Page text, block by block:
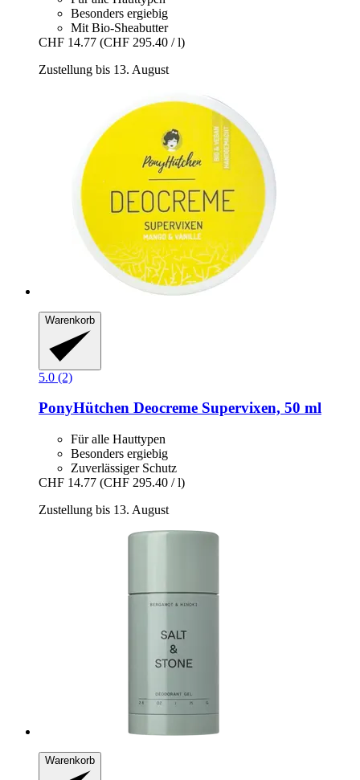
Besonders ergiebig
Mit Bio-Sheabutter
CHF 14.77 (CHF 295.40 / l)
Zustellung bis 13. August
Warenkorb
5.0 (2)
PonyHütchen Deocreme Supervixen, 50 ml
Für alle Hauttypen
Besonders ergiebig
Zuverlässiger Schutz
CHF 14.77 (CHF 295.40 / l)
Zustellung bis 13. August
Warenkorb